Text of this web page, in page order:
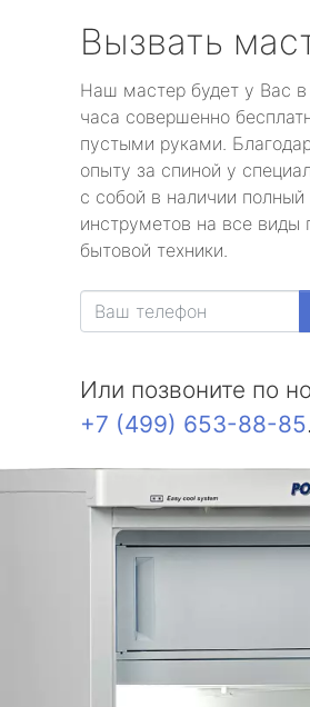
Вызвать
Наш мастер будет у Вас в
часа совершенно
пустыми руками.
опыту за спиной у
с собой в наличии полный
инструметов на все виды
бытовой техники.
Или позвоните по
+7 (499) 653-88-85.